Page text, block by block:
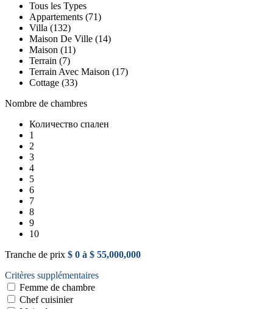
Tous les Types
Appartements (71)
Villa (132)
Maison De Ville (14)
Maison (11)
Terrain (7)
Terrain Avec Maison (17)
Cottage (33)
Nombre de chambres
Количество спален
1
2
3
4
5
6
7
8
9
10
Tranche de prix $ 0 à $ 55,000,000
Critères supplémentaires
Femme de chambre
Chef cuisinier